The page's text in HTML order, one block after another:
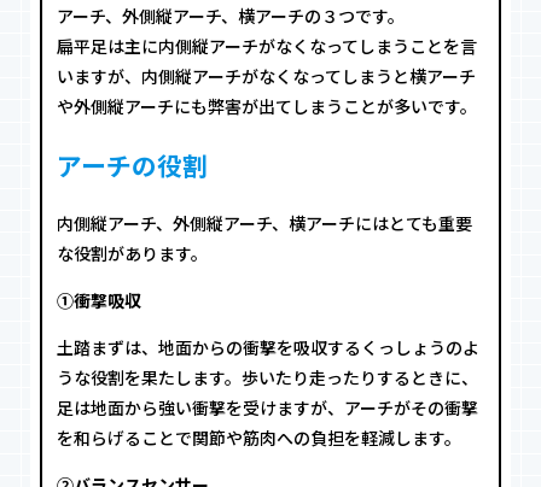
アーチ、外側縦アーチ、横アーチの３つです。
扁平足は主に内側縦アーチがなくなってしまうことを言
いますが、内側縦アーチがなくなってしまうと横アーチ
や外側縦アーチにも弊害が出てしまうことが多いです。
アーチの役割
内側縦アーチ、外側縦アーチ、横アーチにはとても重要
な役割があります。
①衝撃吸収
土踏まずは、地面からの衝撃を吸収するくっしょうのよ
うな役割を果たします。歩いたり走ったりするときに、
足は地面から強い衝撃を受けますが、アーチがその衝撃
を和らげることで関節や筋肉への負担を軽減します。